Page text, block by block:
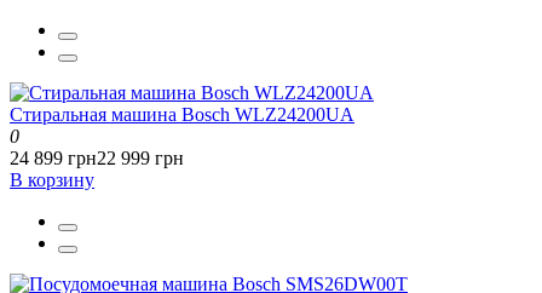
Стиральная машина Bosch WLZ24200UA
0
24 899 грн22 999 грн
В корзину